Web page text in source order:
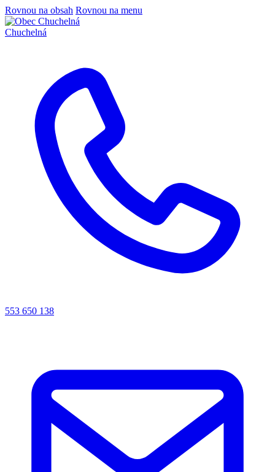
Rovnou na obsah Rovnou na menu
Chuchelná
553 650 138